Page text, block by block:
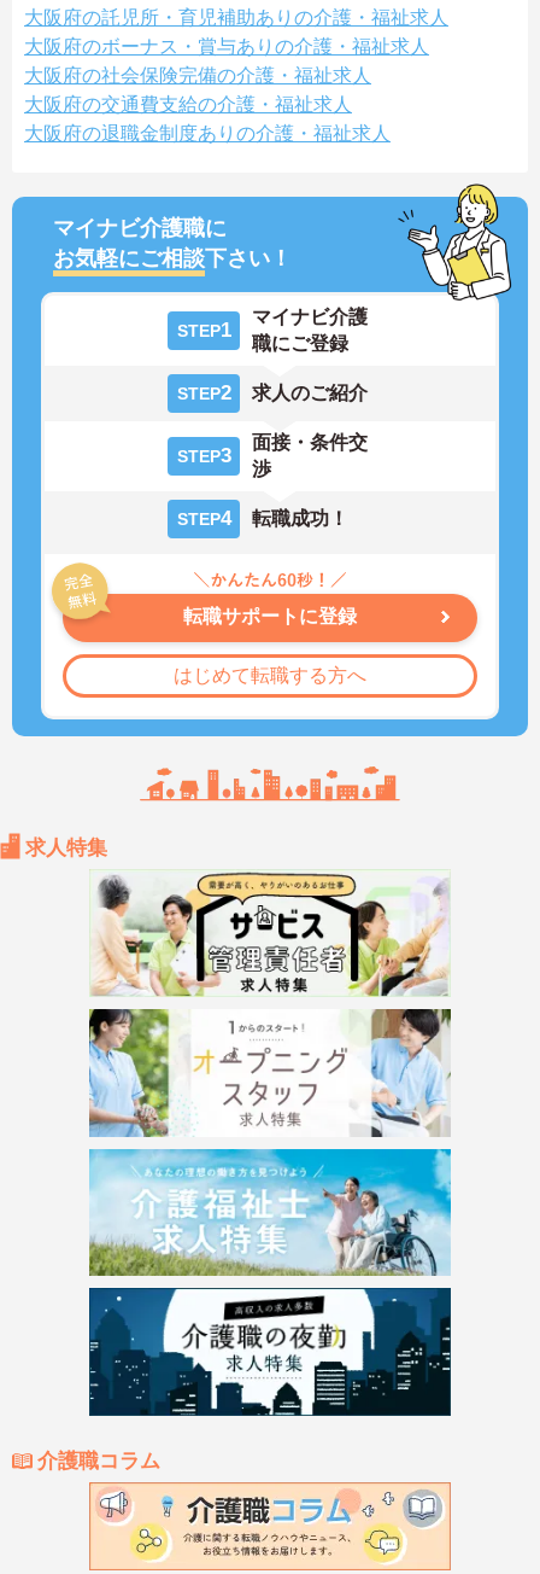
大阪府の託児所・育児補助ありの介護・福祉求人
大阪府のボーナス・賞与ありの介護・福祉求人
大阪府の社会保険完備の介護・福祉求人
大阪府の交通費支給の介護・福祉求人
大阪府の退職金制度ありの介護・福祉求人
マイナビ介護職に
お気軽にご相談下さい！
STEP1
マイナビ介護
職にご登録
STEP2 求人のご紹介
STEP3
面接・条件交
渉
STEP4 転職成功！
転職サポートに登録
はじめて転職する方へ
求人特集
介護職コラム